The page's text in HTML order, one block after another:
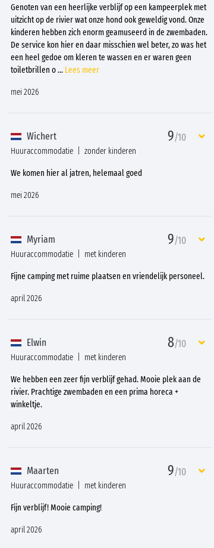
Genoten van een heerlijke verblijf op een kampeerplek met
uitzicht op de rivier wat onze hond ook geweldig vond. Onze
kinderen hebben zich enorm geamuseerd in de zwembaden.
De service kon hier en daar misschien wel beter, zo was het
een heel gedoe om kleren te wassen en er waren geen
toiletbrillen o... Lees meer
mei 2026
Wichert 9/10
Huuraccommodatie zonder kinderen
We komen hier al jatren, helemaal goed
mei 2026
Myriam 9/10
Huuraccommodatie met kinderen
Fijne camping met ruime plaatsen en vriendelijk personeel.
april 2026
Elwin 8/10
Huuraccommodatie met kinderen
We hebben een zeer fijn verblijf gehad. Mooie plek aan de
rivier. Prachtige zwembaden en een prima horeca +
winkeltje.
april 2026
Maarten 9/10
Huuraccommodatie met kinderen
Fijn verblijf! Mooie camping!
april 2026